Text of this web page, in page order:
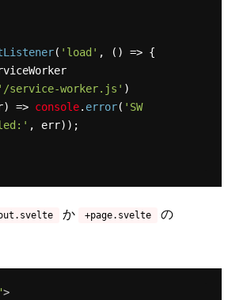
( 'load' , () => {
'/service-worker.js' )
) => console. error( 'SW
, err));
か +page.svelte の
>